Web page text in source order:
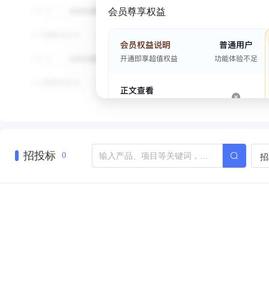
会员尊享权益
招投标 0